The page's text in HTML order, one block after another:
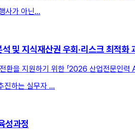
사가 아닌...
및 지식재산권 우회·리스크 최적화
을 지원하기 위한 「2026 산업전문인
진하는 실무자 ...
성과정